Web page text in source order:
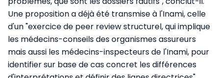
Une proposition a déjà été transmise à l'Inami, celle
d'un "exercice de peer review structurel, qui implique
les médecins-conseils des organismes assureurs
mais aussi les médecins-inspecteurs de l'Inami, pour
identifier sur base de cas concret les différences